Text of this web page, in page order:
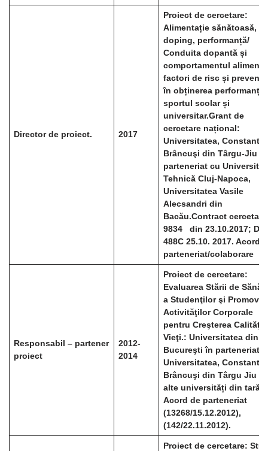
Director de proiect. 2017
Proiect de cercetare:
Alimentație sănătoasă,
doping, performanță/
Conduita dopantă și
comportamentul
factori de risc și
în obținerea
sportul scolar și
universitar.Grant de
cercetare național:
Universitatea, Constantin
Brâncuşi din Târgu-Jiu în
parteneriat cu
Tehnică Cluj-Napoca,
Universitatea Vasile
Alecsandri din
Bacău.Contract
9834 din 23.10.2017;
488C 25.10. 2017. Acord
parteneriat/colaborare
Responsabil – partener
proiect
2012-
2014
Proiect de cercetare:
Evaluarea Stării de
a Studenţilor şi
Activităţilor Corporale
pentru Creşterea Calităţii
Vieţi.: Universitatea din
Bucureşti în parteneriat
Universitatea, Constantin
Brâncuşi din Târgu Jiu și
alte universități din tară.
Acord de parteneriat
(13268/15.12.2012),
(142/22.11.2012).
Proiect de cercetare: